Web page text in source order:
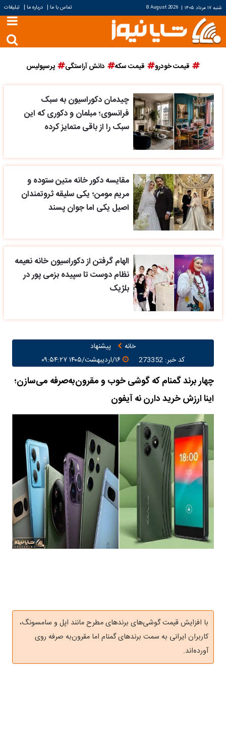
شنبه ۱۷ مرداد ۱۴۰۵ |
8 August 2026 تماس با ما | درباره ما | تبلیغات
قیمت خودرو قیمت سکه دانش آراستگی پرسپولیس
چیدمان دکوراسیون به سبک
فرانسوی؛ مبلمان و دکوری که این
سبک را از باقی متمایز کرده
مقایسه دکور خانه متین ستوده و
مریم مومن؛ یکی سلیقه ثروتمندان
اصیل یکی اما جوان پسند
الهام گرفتن از دکوراسیون خانه نعیمه
نظام دوست تا سپیده بزمی پور در
بلژیک
خانه
پیشنهاد
کد خبر: 273352
چهار برند گمنام که گوشی‌ خوب و مقرون‌به‌صرفه می‌سازن؛
اینا ارزش خرید دارن نه آیفون
با افزایش قیمت گوشی‌های برندهای مطرح مانند اپل و سامسونگ،
کاربران ایرانی به سمت برندهای گمنام اما مقرون‌به صرفه روی
آورده‌اند.